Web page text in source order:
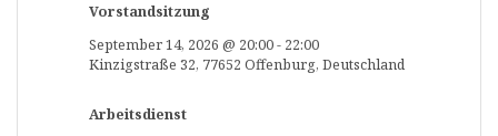
Vorstandsitzung
September 14, 2026 @ 20:00- 22:00
Kinzigstraße 32, 77652 Offenburg, Deutschland
Arbeitsdienst